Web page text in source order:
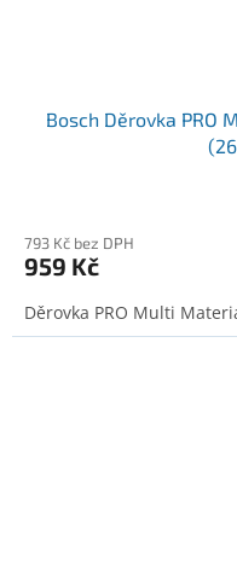
Bosch Děrovka PRO
793 Kč bez DPH
959 Kč
Děrovka PRO Multi